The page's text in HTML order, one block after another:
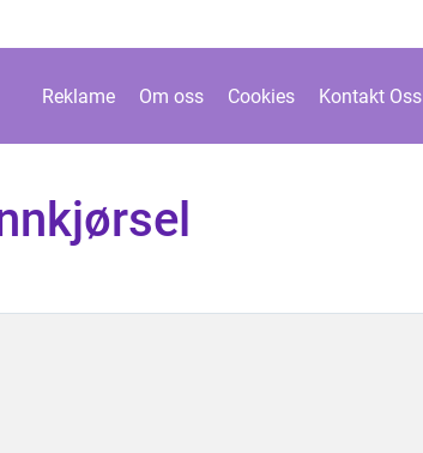
Reklame Om oss Cookies Kontakt Oss